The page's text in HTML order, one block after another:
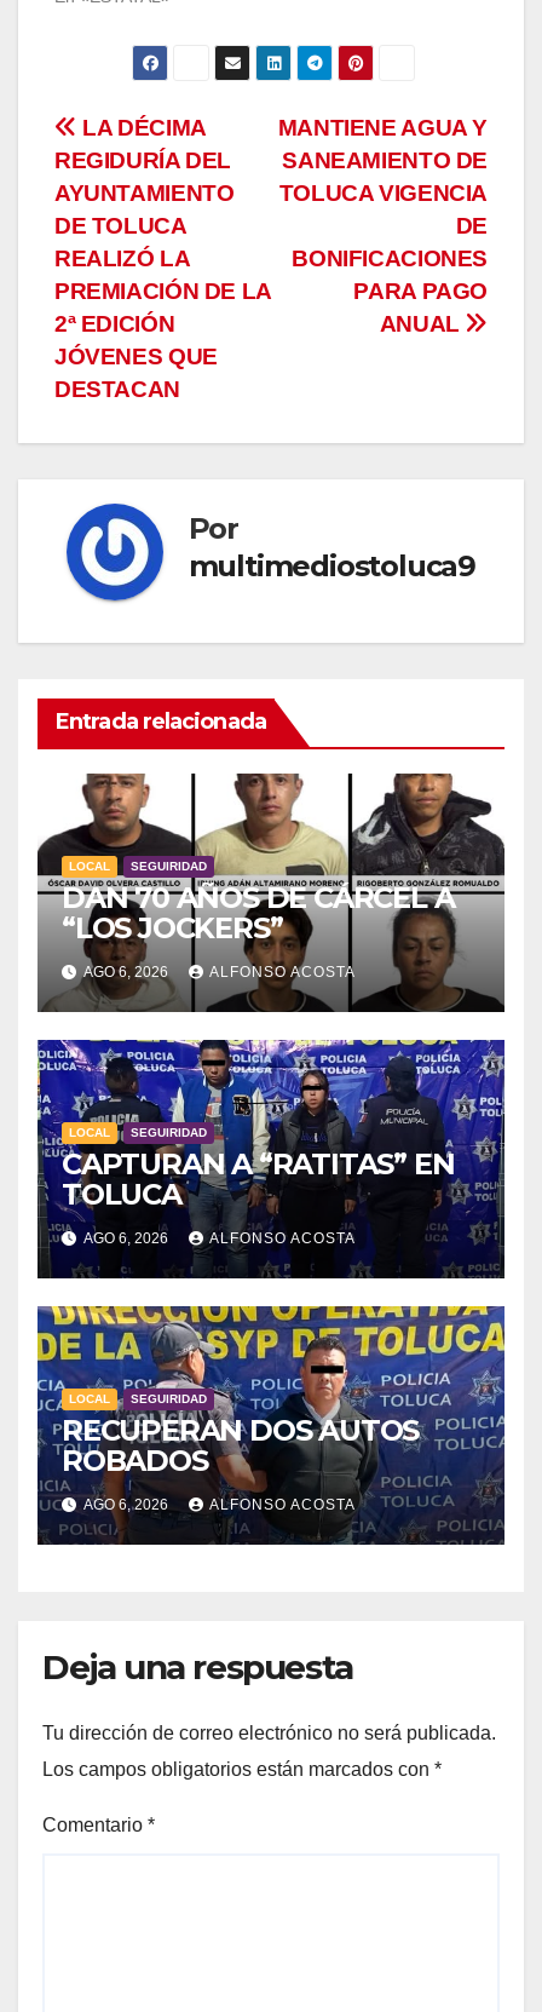
Navegación
de
entradas
MANTIENE AGUA Y
SANEAMIENTO DE
TOLUCA VIGENCIA
DE
BONIFICACIONES
PARA PAGO
ANUAL
LA DÉCIMA
REGIDURÍA DEL
AYUNTAMIENTO
DE TOLUCA
REALIZÓ LA
PREMIACIÓN DE LA
2ª EDICIÓN
JÓVENES QUE
DESTACAN
Por
multimediostoluca9
Entrada relacionada
LOCAL SEGUIRIDAD
DAN 70 AÑOS DE CÁRCEL A
“LOS JOCKERS”
AGO 6, 2026 ALFONSO ACOSTA
LOCAL SEGUIRIDAD
CAPTURAN A “RATITAS” EN
TOLUCA
AGO 6, 2026 ALFONSO ACOSTA
LOCAL SEGUIRIDAD
RECUPERAN DOS AUTOS
ROBADOS
AGO 6, 2026 ALFONSO ACOSTA
Deja una respuesta
Tu dirección de correo electrónico no será publicada.
Los campos obligatorios están marcados con *
Comentario *